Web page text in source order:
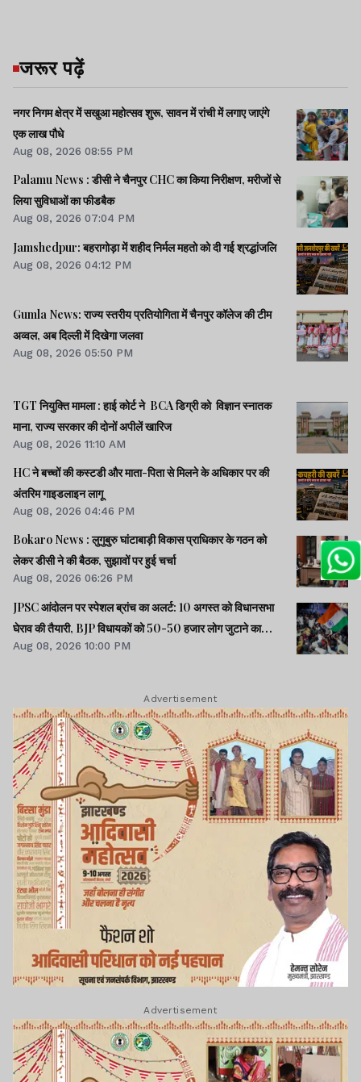
जरूर पढ़ें
नगर निगम क्षेत्र में सखुआ महोत्सव शुरू, सावन में रांची में लगाए जाएंगे
एक लाख पौधे
Aug 08, 2026 08:55 PM
Palamu News : डीसी ने चैनपुर CHC का किया निरीक्षण, मरीजों से
लिया सुविधाओं का फीडबैक
Aug 08, 2026 07:04 PM
Jamshedpur: बहरागोड़ा में शहीद निर्मल महतो को दी गई श्रद्धांजलि
Aug 08, 2026 04:12 PM
Gumla News: राज्य स्तरीय प्रतियोगिता में चैनपुर कॉलेज की टीम
अव्वल, अब दिल्ली में दिखेगा जलवा
Aug 08, 2026 05:50 PM
TGT नियुक्ति मामला : हाई कोर्ट ने BCA डिग्री को विज्ञान स्नातक
माना, राज्य सरकार की दोनों अपीलें खारिज
Aug 08, 2026 11:10 AM
HC ने बच्चों की कस्टडी और माता-पिता से मिलने के अधिकार पर की
अंतरिम गाइडलाइन लागू
Aug 08, 2026 04:46 PM
Bokaro News : लुगुबुरु घांटाबाड़ी विकास प्राधिकार के गठन को
लेकर डीसी ने की बैठक, सुझावों पर हुई चर्चा
Aug 08, 2026 06:26 PM
JPSC आंदोलन पर स्पेशल ब्रांच का अलर्ट: 10 अगस्त को विधानसभा
घेराव की तैयारी, BJP विधायकों को 50-50 हजार लोग जुटाने का
टास्क
Aug 08, 2026 10:00 PM
Advertisement
Advertisement